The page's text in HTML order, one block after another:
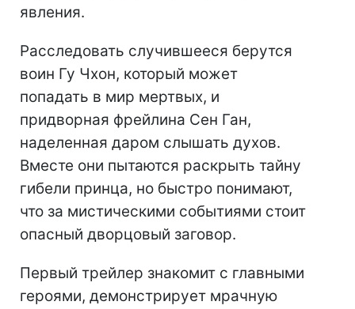
явления.
Расследовать случившееся берутся
воин Гу Чхон, который может
попадать в мир мертвых, и
придворная фрейлина Сен Ган,
наделенная даром слышать духов.
Вместе они пытаются раскрыть тайну
гибели принца, но быстро понимают,
что за мистическими событиями стоит
опасный дворцовый заговор.
Первый трейлер знакомит с главными
героями, демонстрирует мрачную